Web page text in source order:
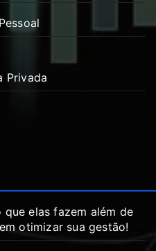
Privada
que elas fazem além de
otimizar sua gestão!